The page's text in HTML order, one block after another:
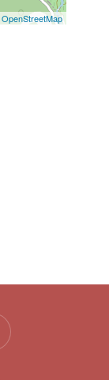
OpenStreetMap